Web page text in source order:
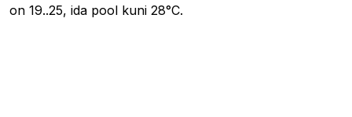
on 19..25, ida pool kuni 28°C.